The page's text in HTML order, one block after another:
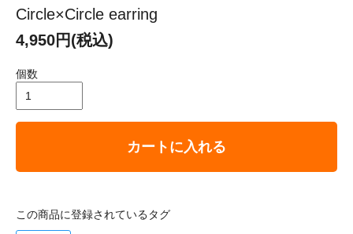
Circle×Circle earring
4,950円(税込)
個数
カートに入れる
この商品に登録されているタグ